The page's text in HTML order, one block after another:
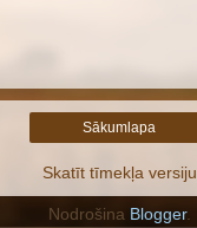
Sākumlapa
Skatīt tīmekļa versiju
Nodrošina Blogger.